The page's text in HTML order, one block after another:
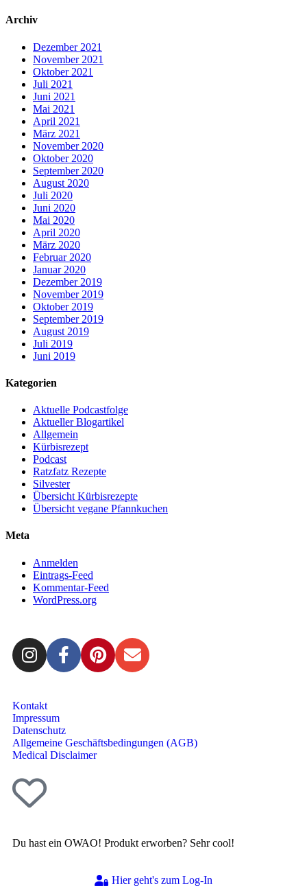
Archiv
Dezember 2021
November 2021
Oktober 2021
Juli 2021
Juni 2021
Mai 2021
April 2021
März 2021
November 2020
Oktober 2020
September 2020
August 2020
Juli 2020
Juni 2020
Mai 2020
April 2020
März 2020
Februar 2020
Januar 2020
Dezember 2019
November 2019
Oktober 2019
September 2019
August 2019
Juli 2019
Juni 2019
Kategorien
Aktuelle Podcastfolge
Aktueller Blogartikel
Allgemein
Kürbisrezept
Podcast
Ratzfatz Rezepte
Silvester
Übersicht Kürbisrezepte
Übersicht vegane Pfannkuchen
Meta
Anmelden
Eintrags-Feed
Kommentar-Feed
WordPress.org
Kontakt
Impressum
Datenschutz
Allgemeine Geschäftsbedingungen (AGB)
Medical Disclaimer
Du hast ein OWAO! Produkt erworben? Sehr cool!
Hier geht's zum Log-In